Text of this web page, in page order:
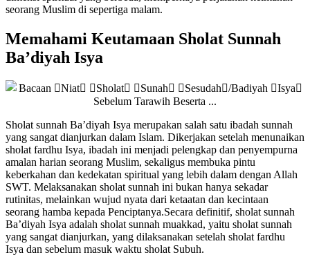
seorang Muslim di sepertiga malam.
Memahami Keutamaan Sholat Sunnah
Ba’diyah Isya
Sholat sunnah Ba’diyah Isya merupakan salah satu ibadah sunnah
yang sangat dianjurkan dalam Islam. Dikerjakan setelah menunaikan
sholat fardhu Isya, ibadah ini menjadi pelengkap dan penyempurna
amalan harian seorang Muslim, sekaligus membuka pintu
keberkahan dan kedekatan spiritual yang lebih dalam dengan Allah
SWT. Melaksanakan sholat sunnah ini bukan hanya sekadar
rutinitas, melainkan wujud nyata dari ketaatan dan kecintaan
seorang hamba kepada Penciptanya.Secara definitif, sholat sunnah
Ba’diyah Isya adalah sholat sunnah muakkad, yaitu sholat sunnah
yang sangat dianjurkan, yang dilaksanakan setelah sholat fardhu
Isya dan sebelum masuk waktu sholat Subuh.